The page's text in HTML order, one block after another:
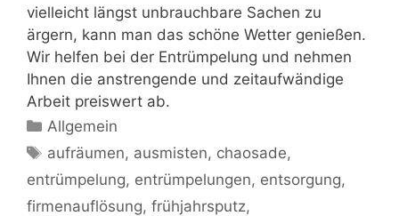
vielleicht längst unbrauchbare Sachen zu
ärgern, kann man das schöne Wetter genießen.
Wir helfen bei der Entrümpelung und nehmen
Ihnen die anstrengende und zeitaufwändige
Arbeit preiswert ab.
Kategorien
Allgemein
Schlagwörter
aufräumen, ausmisten, chaosade,
entrümpelung, entrümpelungen, entsorgung,
firmenauflösung, frühjahrsputz,